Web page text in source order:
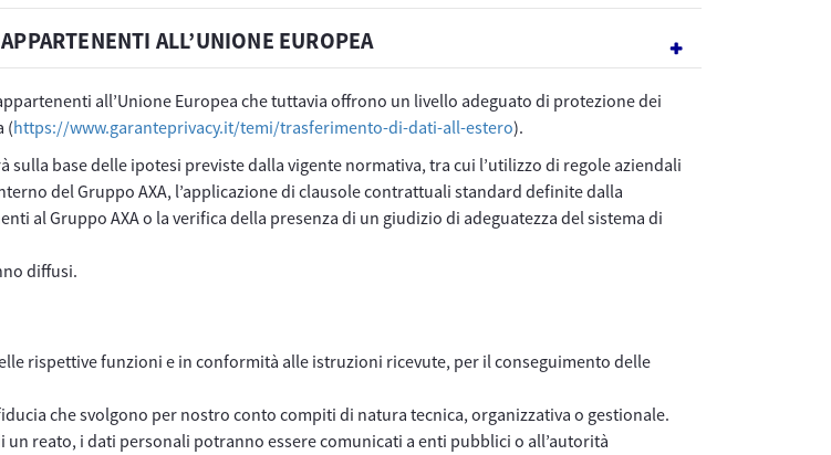
ALL’UNIONE EUROPEA
all’Unione Europea che tuttavia offrono un livello adeguato di protezione dei
(https://www.garanteprivacy.it/temi/trasferimento-di-dati-all-estero).
base delle ipotesi previste dalla vigente normativa, tra cui l’utilizzo di regole aziendali
del Gruppo AXA, l’applicazione di clausole contrattuali standard definite dalla
al Gruppo AXA o la verifica della presenza di un giudizio di adeguatezza del sistema di
diffusi.
rispettive funzioni e in conformità alle istruzioni ricevute, per il conseguimento delle
che svolgono per nostro conto compiti di natura tecnica, organizzativa o gestionale.
reato, i dati personali potranno essere comunicati a enti pubblici o all’autorità